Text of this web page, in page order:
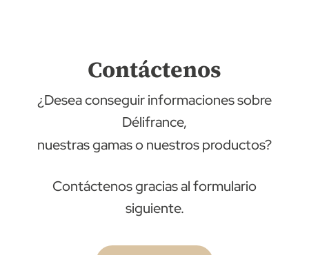
Contáctenos
¿Desea conseguir informaciones sobre
Délifrance,
nuestras gamas o nuestros productos?
Contáctenos gracias al formulario
siguiente.